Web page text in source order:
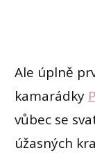
Ale úplně
kamarádky
vůbec se
úžasných